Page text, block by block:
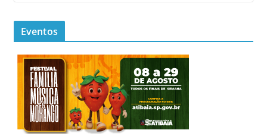
Eventos